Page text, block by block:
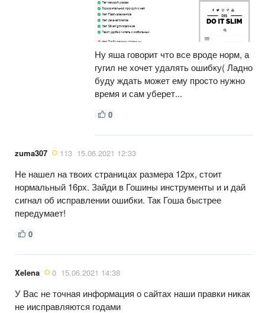
Ну яша говорит что все вроде норм, а
гугил не хочет удалять ошибку( Ладно
буду ждать может ему просто нужно
время и сам уберет...
0
zuma307 113 15.06.2021 12:33
Не нашел на твоих страницах размера 12рх, стоит
нормальный 16рх. Зайди в Гошины инструменты и и дай
сигнал об исправлении ошибки. Так Гоша быстрее
передумает!
0
Xelena 0 15.06.2021 14:38
У Вас не точная информация о сайтах наши правки никак
не иисправляются годами